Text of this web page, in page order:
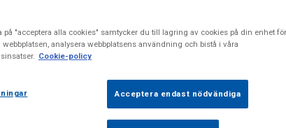
för
på "acceptera alla cookies" samtycker du till lagring av cookies på din enhet
analysera webbplatsens användning och bistå i våra
Cookie-policy
Acceptera endast nödvändiga